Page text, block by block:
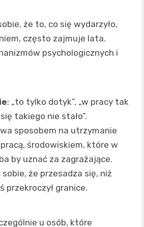
że to, co się wydarzyło,
często zajmuje lata.
psychologicznych i
: „to tylko dotyk”, „w pracy tak
takiego nie stało”.
sposobem na utrzymanie
środowiskiem, które w
by uznać za zagrażające.
że przesadza się, niż
przekroczył granice.
u osób, które